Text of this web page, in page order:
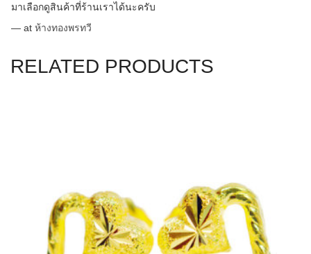
มาเลือกดูสินค้าที่ร้านเราได้นะครับ
— at ห้างทองพรทวี
RELATED PRODUCTS